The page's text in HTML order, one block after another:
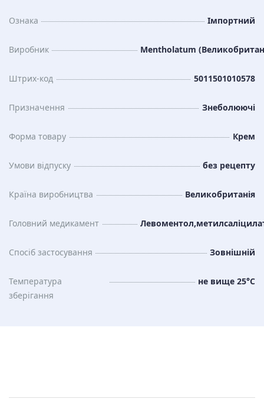
Ознака Імпортний
Виробник Mentholatum
Штрих-код 5011501010578
Призначення Знеболюючі
Форма товару Крем
Умови відпуску без рецепту
Країна виробництва Великобританія
Головний медикамент
Спосіб застосування Зовнішній
Температура
зберiгання
не вище 25°C